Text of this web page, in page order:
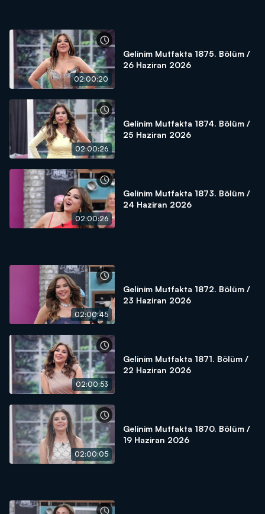
02:00:20
Gelinim Mutfakta 1875. Bölüm /
26 Haziran 2026
02:00:26
Gelinim Mutfakta 1874. Bölüm /
25 Haziran 2026
02:00:26
Gelinim Mutfakta 1873. Bölüm /
24 Haziran 2026
02:00:45
Gelinim Mutfakta 1872. Bölüm /
23 Haziran 2026
02:00:53
Gelinim Mutfakta 1871. Bölüm /
22 Haziran 2026
02:00:05
Gelinim Mutfakta 1870. Bölüm /
19 Haziran 2026